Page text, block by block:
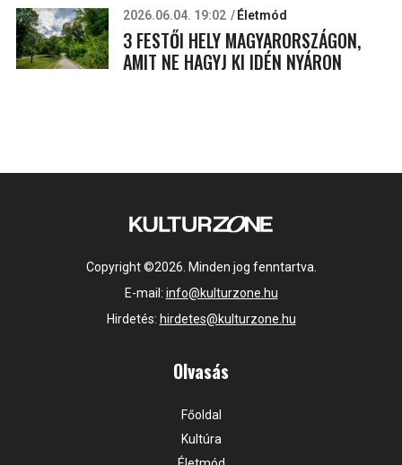
2026.06.04. 19:02 Életmód
3 FESTŐI HELY MAGYARORSZÁGON,
AMIT NE HAGYJ KI IDÉN NYÁRON
Copyright ©2026. Minden jog fenntartva.
E-mail: info@kulturzone.hu
Hirdetés: hirdetes@kulturzone.hu
Olvasás
Főoldal
Kultúra